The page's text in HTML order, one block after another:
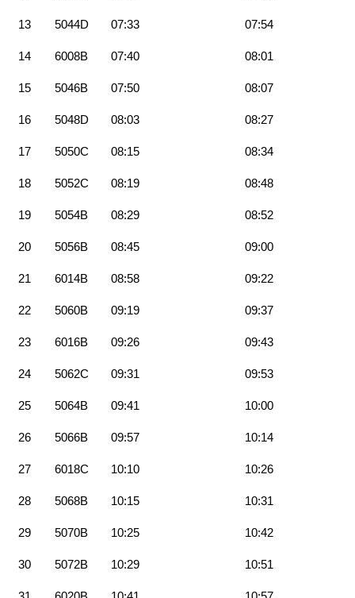
13 5044D 07:33 07:54
14 6008B 07:40 08:01
15 5046B 07:50 08:07
16 5048D 08:03 08:27
17 5050C 08:15 08:34
18 5052C 08:19 08:48
19 5054B 08:29 08:52
20 5056B 08:45 09:00
21 6014B 08:58 09:22
22 5060B 09:19 09:37
23 6016B 09:26 09:43
24 5062C 09:31 09:53
25 5064B 09:41 10:00
26 5066B 09:57 10:14
27 6018C 10:10 10:26
28 5068B 10:15 10:31
29 5070B 10:25 10:42
30 5072B 10:29 10:51